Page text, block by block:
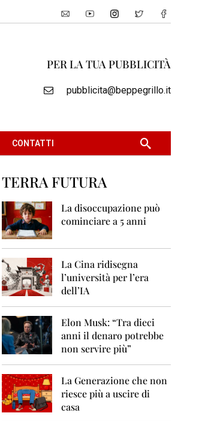
PER LA TUA PUBBLICITÀ
pubblicita@beppegrillo.it
CONTATTI
TERRA FUTURA
La disoccupazione può
cominciare a 5 anni
La Cina ridisegna
l’università per l’era
dell’IA
Elon Musk: “Tra dieci
anni il denaro potrebbe
non servire più”
La Generazione che non
riesce più a uscire di
casa